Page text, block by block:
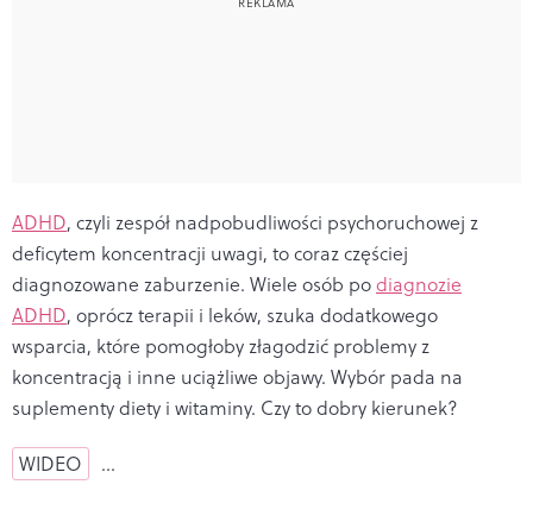
ADHD, czyli zespół nadpobudliwości psychoruchowej z
deficytem koncentracji uwagi, to coraz częściej
diagnozowane zaburzenie. Wiele osób podiagnozie
ADHD, oprócz terapii i leków, szuka dodatkowego
wsparcia, które pomogłoby złagodzić problemy z
koncentracją i inne uciążliwe objawy. Wybór pada na
suplementy diety i witaminy. Czy to dobry kierunek?
WIDEO …